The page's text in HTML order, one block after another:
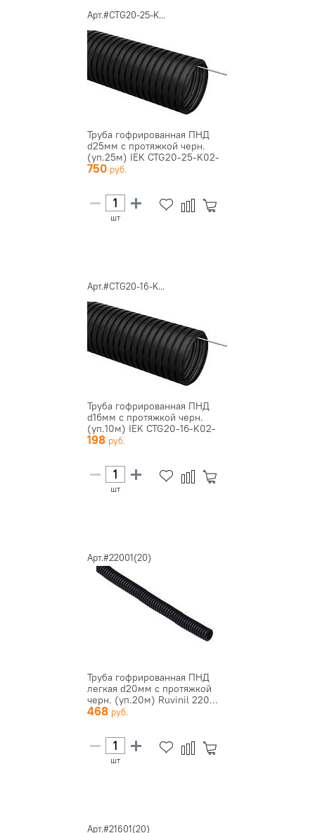
Арт.#CTG20-25-K...
Труба гофрированная ПНД
d25мм с протяжкой черн.
(уп.25м) IEK CTG20-25-K02-
0...
750
шт
Арт.#CTG20-16-K...
Труба гофрированная ПНД
d16мм с протяжкой черн.
(уп.10м) IEK CTG20-16-K02-
0...
198
шт
Арт.#22001(20)
Труба гофрированная ПНД
легкая d20мм с протяжкой
черн. (уп.20м) Ruvinil 220...
468
шт
Арт.#21601(20)